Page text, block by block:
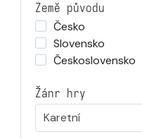
Země původu
Česko
Slovensko
Československo
Žánr hry
Karetní